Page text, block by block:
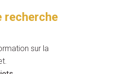
recherche
sur la